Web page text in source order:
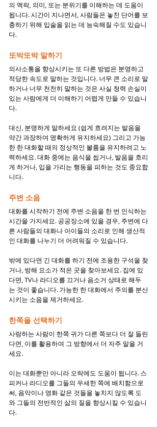
의 맥락, 의미, 또는 분위기를 이해하는 데 도움이
됩니다. 시간이 지나면서, 사람들은 놓친 단어를 보
충하기 위해 입술을 읽는 데 능숙해질 수도 있습니
다.
또박또박 말하기
의사소통을 향상시키는 또 다른 방법은 분명하고
적당한 속도로 말하는 것입니다. 너무 큰 소리로 말
하거나 너무 천천히 말하는 것은 사실 청력 손실이
있는 사람에게 더 이해하기 어렵게 만들 수 있습니
다.
대신, 분명하게 말하세요 (쉽게 흐려지는 발음을
약간 과장하여 명확하게 유지하세요) 그리고 가능
한 한 대화할 때의 정상적인 볼륨을 유지하려고 노
력하세요. 대화 중에는 음식을 씹거나, 발음을 흐리
게 하거나, 입을 가리는 행동을 피하는 것도 중요합
니다.
주변 소음
대화를 시작하기 전에 주변 소음을 한 번 인식하는
시간을 가지세요. 공공장소에 있을 경우, 주변에 다
른 사람들의 대화나 아이들의 소리로 인해 생산적
인 대화를 나누기 더 어려워질 수 있습니다.
밖에 있다면 긴 대화를 하기 전에 조용한 구석을 찾
거나, 방해 요소가 적은 곳을 찾아보세요. 집에 있
다면, TV나 라디오를 끄거나 음소거 상태로 해두
는 것이 좋습니다. 가능한 한 대화에서 주의를 분산
시키는 소음을 제거하세요.
한쪽을 선택하기
사랑하는 사람이 한쪽 귀가 다른 쪽보다 더 잘 들린
다면, 이를 활용하여 그 방향에서 더 자주 말을 거
세요.
이는 대화뿐만 아니라 오락에도 도움이 됩니다. 스
피커나 라디오를 그들의 우세한 쪽에 배치함으로
써, 음악이나 영화 같은 것들을 놓치지 않도록 도
와 그들의 전반적인 삶의 질을 향상시킬 수 있습니
다.